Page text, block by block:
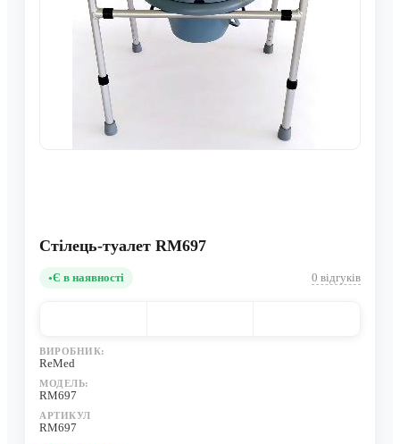
Стілець-туалет RM697
Є в наявності 0 відгуків
ВИРОБНИК:
ReMed
МОДЕЛЬ:
RM697
АРТИКУЛ
RM697